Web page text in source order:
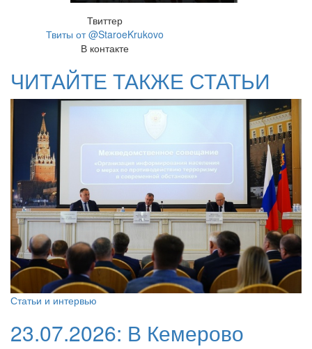
Твиттер
Твиты от @StaroeKrukovo
В контакте
ЧИТАЙТЕ ТАКЖЕ СТАТЬИ
Статьи и интервью
23.07.2026: В Кемерово